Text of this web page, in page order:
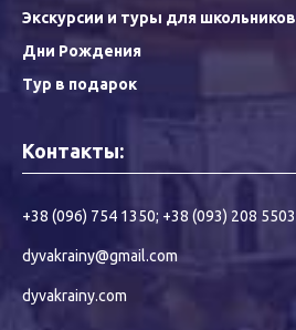
Экскурсии и туры для школьников
Дни Рождения
Тур в подарок
Контакты:
+38 (096) 754 1350; +38 (093) 208 5503
dyvakrainy@gmail.com
dyvakrainy.com